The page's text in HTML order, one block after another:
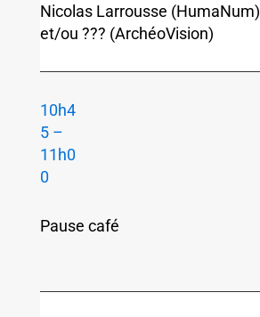
Nicolas Larrousse (HumaNum)
et/ou ??? (ArchéoVision)
10h4
5 –
11h0
0
Pause café